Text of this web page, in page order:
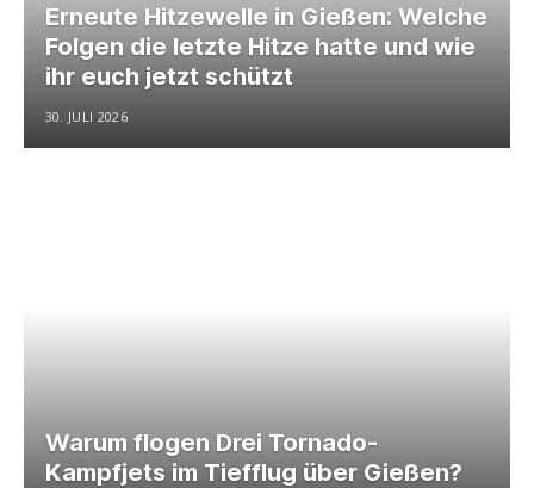
Erneute Hitzewelle in Gießen: Welche
Folgen die letzte Hitze hatte und wie
ihr euch jetzt schützt
30. JULI 2026
Warum flogen Drei Tornado-
Kampfjets im Tiefflug über Gießen?